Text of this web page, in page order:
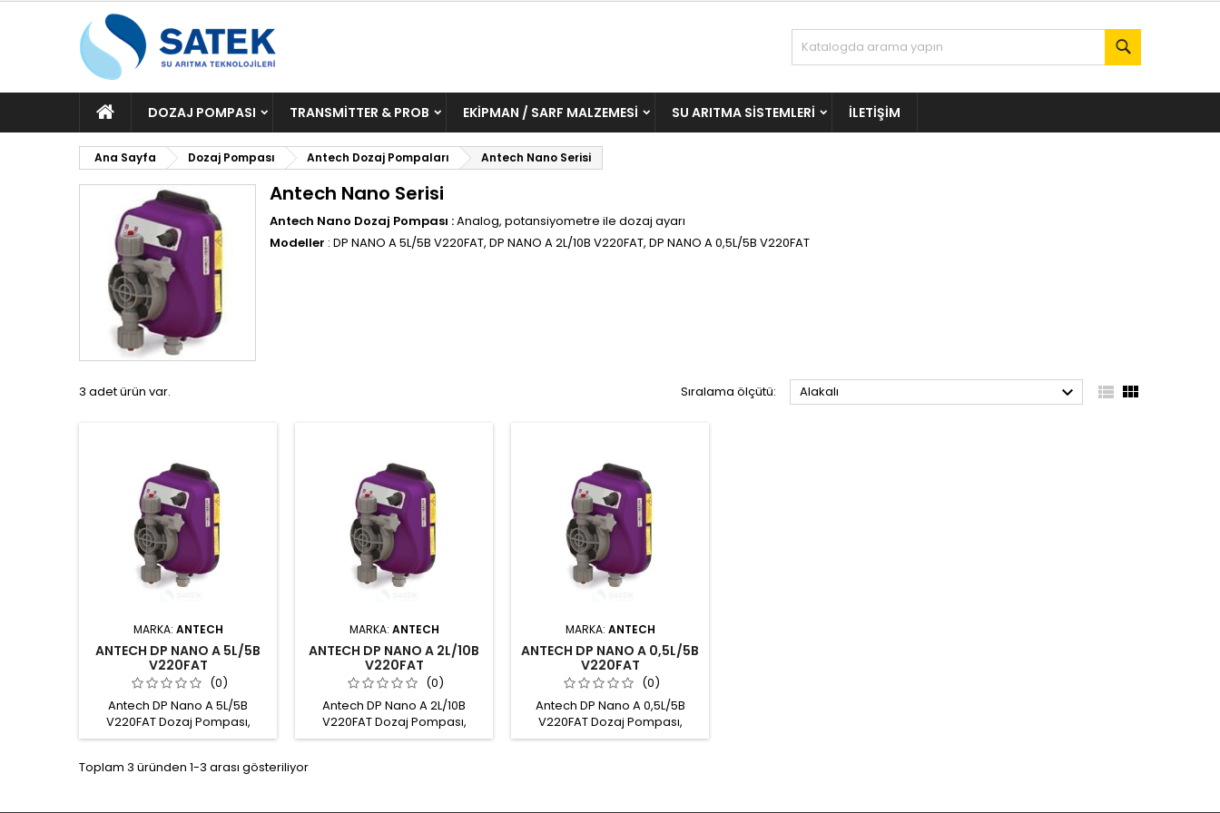
ANA
SAYFA
DOZAJ POMPASI TRANSMITTER & PROB EKIPMAN / SARF MALZEMESI SU ARITMA SISTEMLERI İLETIŞIM
Ana Sayfa Dozaj Pompası Antech Dozaj Pompaları Antech Nano Serisi
Antech Nano Serisi
Antech Nano Dozaj Pompası :Analog, potansiyometre ile dozaj ayarı
Modeller : DP NANO A 5L/5B V220FAT, DP NANO A 2L/10B V220FAT, DP NANO A 0,5L/5B V220FAT
3 adet ürün var. Sıralama ölçütü: Alakalı   
MARKA: ANTECH
ANTECH DP NANO A 5L/5B
V220FAT
(0)
Antech DP Nano A 5L/5B
V220FAT Dozaj Pompası,
Antech Metering Pump Dozaj
Maks. çalışma basıncı: 5 Bar
MARKA: ANTECH
ANTECH DP NANO A 2L/10B
V220FAT
(0)
Antech DP Nano A 2L/10B
V220FAT Dozaj Pompası,
Antech Metering Pump Dozaj
MARKA: ANTECH
ANTECH DP NANO A 0,5L/5B
V220FAT
(0)
Antech DP Nano A 0,5L/5B
V220FAT Dozaj Pompası,
Antech Metering Pump Dozaj
Toplam 3 üründen 1-3 arası gösteriliyor